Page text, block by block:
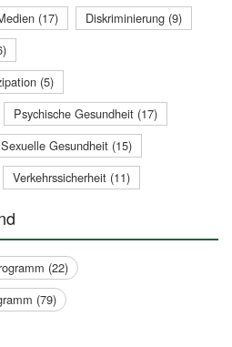
(17)
Diskriminierung (9)
(5)
Psychische Gesundheit (17)
Sexuelle Gesundheit (15)
Verkehrssicherheit (11)
(22)
(79)